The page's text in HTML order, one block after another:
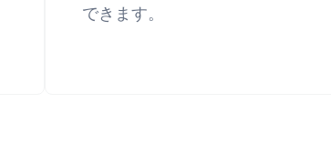
できます。